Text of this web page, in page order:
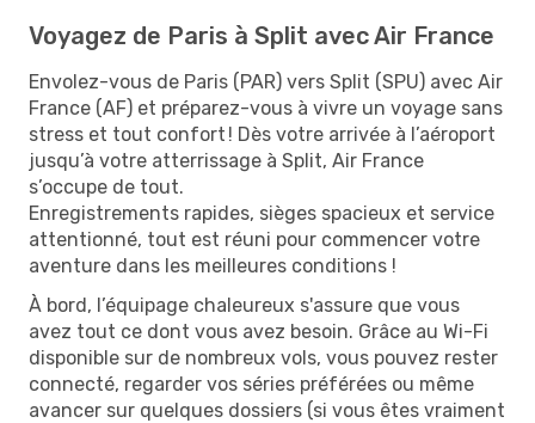
Voyagez de Paris à Split avec Air France
Envolez-vous de Paris (PAR) vers Split (SPU) avec Air
France (AF) et préparez-vous à vivre un voyage sans
stress et tout confort ! Dès votre arrivée à l’aéroport
jusqu’à votre atterrissage à Split, Air France
s’occupe de tout.
Enregistrements rapides, sièges spacieux et service
attentionné, tout est réuni pour commencer votre
aventure dans les meilleures conditions !
À bord, l’équipage chaleureux s'assure que vous
avez tout ce dont vous avez besoin. Grâce au Wi-Fi
disponible sur de nombreux vols, vous pouvez rester
connecté, regarder vos séries préférées ou même
avancer sur quelques dossiers (si vous êtes vraiment